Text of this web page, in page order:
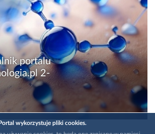
portalu
2-
wykorzystuje pliki cookies.